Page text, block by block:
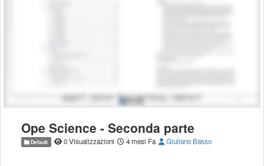
Ope Science - Seconda parte
Default 0 Visualizzazioni 4 mesi Fa Giuliano Basso